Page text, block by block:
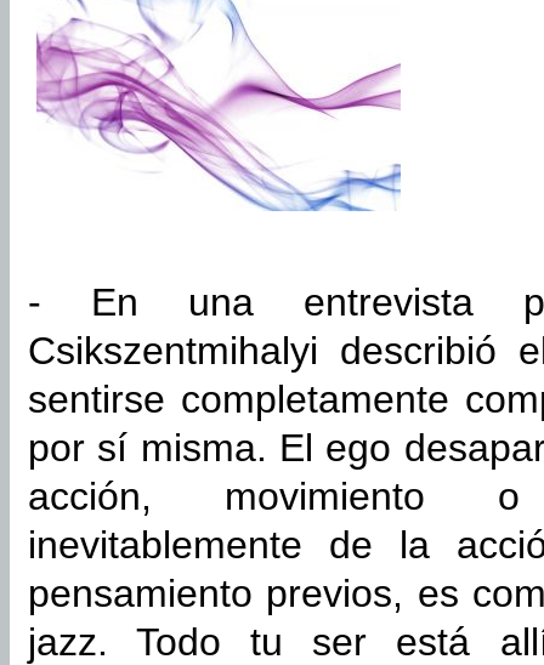
- En una entrevista
Csikszentmihalyi
sentirse completamente
por sí misma. El ego
acción, movimiento o
inevitablemente de la
pensamiento previos, es
jazz. Todo tu ser está